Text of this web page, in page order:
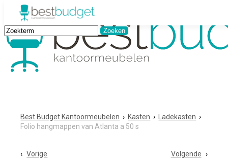
Best Budget Kantoormeubelen › Kasten › Ladekasten ›
Folio hangmappen van Atlanta a 50 s
Vorige Volgende